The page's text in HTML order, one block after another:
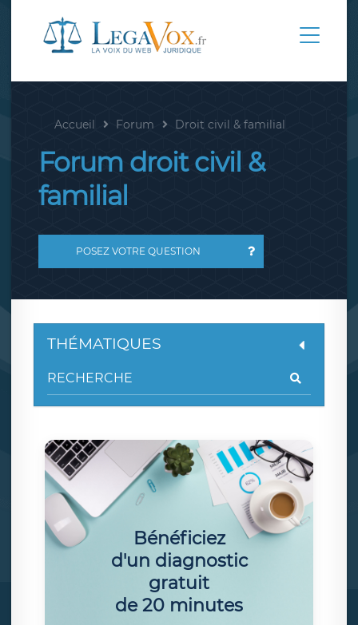
Accueil Forum Droit civil & familial
Forum droit civil &
familial
POSEZ VOTRE QUESTION
THÉMATIQUES
Bénéficiez
d'un diagnostic
gratuit
de 20 minutes